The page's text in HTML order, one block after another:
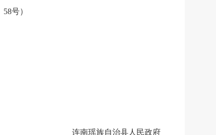
58号）
连南瑶族自治县 人民政府